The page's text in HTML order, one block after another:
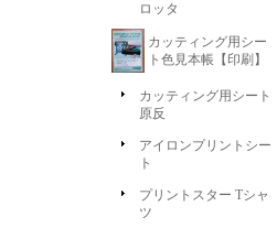
ロッタ
カッティング用シー
ト色見本帳【印刷】
カッティング用シート
原反
アイロンプリントシー
ト
プリントスター Tシャ
ツ